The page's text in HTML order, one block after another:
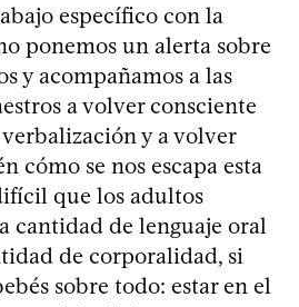
específico con la
ponemos un alerta sobre
y acompañamos a las
a volver consciente
y a volver
cómo se nos escapa esta
que los adultos
cantidad de lenguaje oral
de corporalidad, si
sobre todo: estar en el